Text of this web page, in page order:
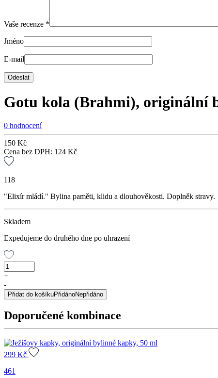
Vaše recenze *
Jméno
E-mail
Gotu kola (Brahmi), originální
0 hodnocení
150 Kč
Cena bez DPH: 124 Kč
118
"Elixír mládí." Bylina paměti, klidu a dlouhověkosti. Doplněk stravy.
Skladem
Expedujeme do druhého dne po uhrazení
Gotu
kola
originální
bylinné
50
ml
+
-
Přidat do košíkuPřidánoNepřidáno
Doporučené kombinace
299 Kč
461